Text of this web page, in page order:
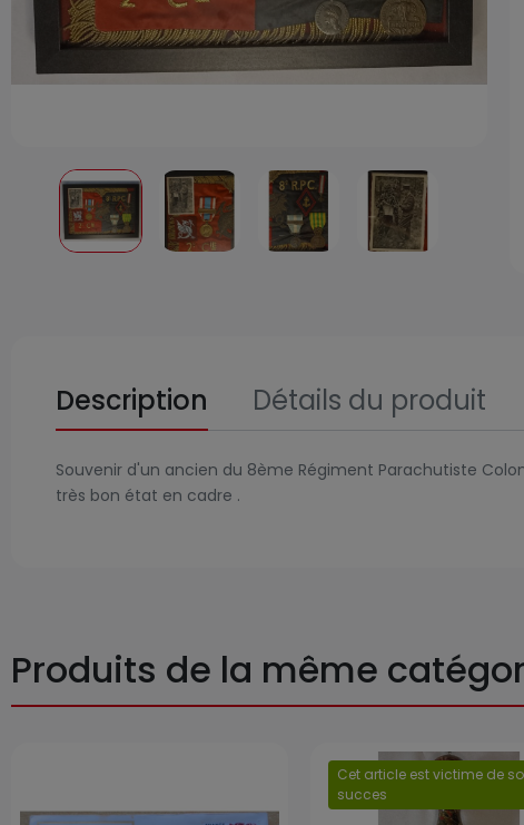
Description Détails du produit
Souvenir d'un ancien du 8ème Régiment Parachutiste
très bon état en cadre .
Produits de la même
Cet article est victime de
succes